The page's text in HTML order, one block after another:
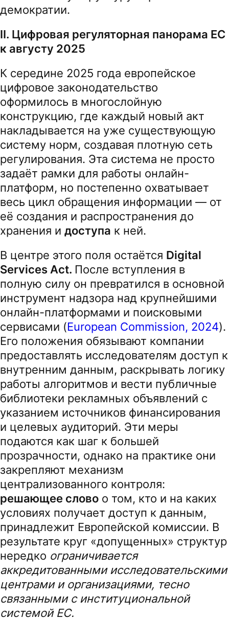
демократии.
II. Цифровая регуляторная панорама ЕС
к августу 2025
К середине 2025 года европейское
цифровое законодательство
оформилось в многослойную
конструкцию, где каждый новый акт
накладывается на уже существующую
систему норм, создавая плотную сеть
регулирования. Эта система не просто
задаёт рамки для работы онлайн-
платформ, но постепенно охватывает
весь цикл обращения информации — от
её создания и распространения до
хранения и доступа к ней.
В центре этого поля остаётся Digital
Services Act. После вступления в
полную силу он превратился в основной
инструмент надзора над крупнейшими
онлайн-платформами и поисковыми
сервисами (European Commission, 2024).
Его положения обязывают компании
предоставлять исследователям доступ к
внутренним данным, раскрывать логику
работы алгоритмов и вести публичные
библиотеки рекламных объявлений с
указанием источников финансирования
и целевых аудиторий. Эти меры
подаются как шаг к большей
прозрачности, однако на практике они
закрепляют механизм
централизованного контроля:
решающее слово о том, кто и на каких
условиях получает доступ к данным,
принадлежит Европейской комиссии. В
результате круг «допущенных» структур
нередко ограничивается
аккредитованными исследовательскими
центрами и организациями, тесно
связанными с институциональной
системой ЕС.